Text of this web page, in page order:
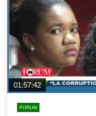
01:57:42
FORUM